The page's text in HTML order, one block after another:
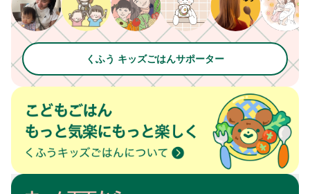
くふう キッズごはんサポーター